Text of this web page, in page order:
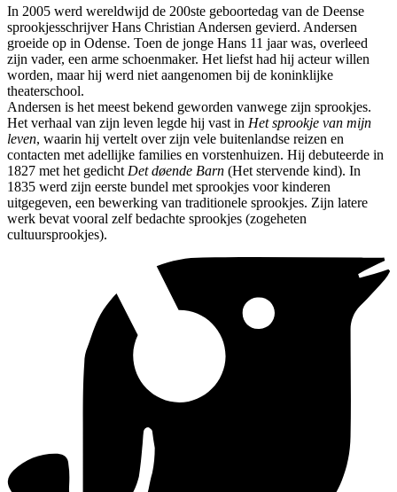
In 2005 werd wereldwijd de 200ste geboortedag van de Deense
sprookjesschrijver Hans Christian Andersen gevierd. Andersen
groeide op in Odense. Toen de jonge Hans 11 jaar was, overleed
zijn vader, een arme schoenmaker. Het liefst had hij acteur willen
worden, maar hij werd niet aangenomen bij de koninklijke
theaterschool.
Andersen is het meest bekend geworden vanwege zijn sprookjes.
Het verhaal van zijn leven legde hij vast in Het sprookje van mijn
leven, waarin hij vertelt over zijn vele buitenlandse reizen en
contacten met adellijke families en vorstenhuizen. Hij debuteerde in
1827 met het gedicht Det døende Barn (Het stervende kind). In
1835 werd zijn eerste bundel met sprookjes voor kinderen
uitgegeven, een bewerking van traditionele sprookjes. Zijn latere
werk bevat vooral zelf bedachte sprookjes (zogeheten
cultuursprookjes).